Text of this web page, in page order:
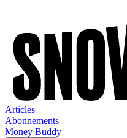
Articles
Abonnements
Money Buddy